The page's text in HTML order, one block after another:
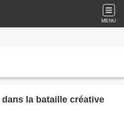
MENU
la bataille créative